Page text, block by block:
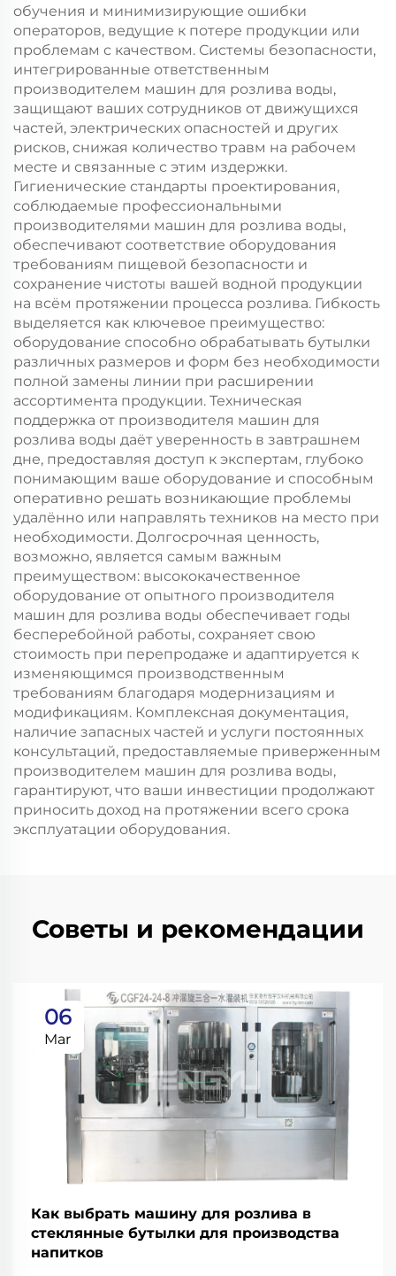
обучения и минимизирующие ошибки
операторов, ведущие к потере продукции или
проблемам с качеством. Системы безопасности,
интегрированные ответственным
производителем машин для розлива воды,
защищают ваших сотрудников от движущихся
частей, электрических опасностей и других
рисков, снижая количество травм на рабочем
месте и связанные с этим издержки.
Гигиенические стандарты проектирования,
соблюдаемые профессиональными
производителями машин для розлива воды,
обеспечивают соответствие оборудования
требованиям пищевой безопасности и
сохранение чистоты вашей водной продукции
на всём протяжении процесса розлива. Гибкость
выделяется как ключевое преимущество:
оборудование способно обрабатывать бутылки
различных размеров и форм без необходимости
полной замены линии при расширении
ассортимента продукции. Техническая
поддержка от производителя машин для
розлива воды даёт уверенность в завтрашнем
дне, предоставляя доступ к экспертам, глубоко
понимающим ваше оборудование и способным
оперативно решать возникающие проблемы
удалённо или направлять техников на место при
необходимости. Долгосрочная ценность,
возможно, является самым важным
преимуществом: высококачественное
оборудование от опытного производителя
машин для розлива воды обеспечивает годы
бесперебойной работы, сохраняет свою
стоимость при перепродаже и адаптируется к
изменяющимся производственным
требованиям благодаря модернизациям и
модификациям. Комплексная документация,
наличие запасных частей и услуги постоянных
консультаций, предоставляемые приверженным
производителем машин для розлива воды,
гарантируют, что ваши инвестиции продолжают
приносить доход на протяжении всего срока
эксплуатации оборудования.
Советы и рекомендации
06
Mar
Как выбрать машину для розлива в
стеклянные бутылки для производства
напитков